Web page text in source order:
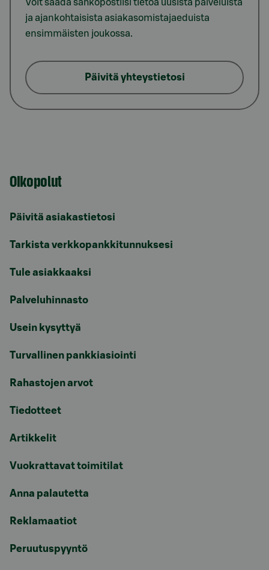
Voit saada sähköpostiisi tietoa uusista palveluista
ja ajankohtaisista asiakasomistajaeduista
ensimmäisten joukossa.
Päivitä yhteystietosi
Oikopolut
Päivitä asiakastietosi
Tarkista verkkopankkitunnuksesi
Tule asiakkaaksi
Palveluhinnasto
Usein kysyttyä
Turvallinen pankkiasiointi
Rahastojen arvot
Tiedotteet
Artikkelit
Vuokrattavat toimitilat
Anna palautetta
Reklamaatiot
Peruutuspyyntö